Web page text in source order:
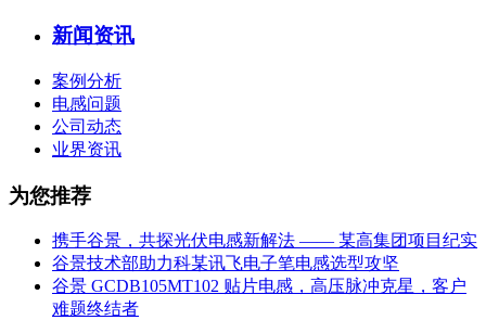
新闻资讯
案例分析
电感问题
公司动态
业界资讯
为您推荐
携手谷景，共探光伏电感新解法 —— 某高集团项目纪实
谷景技术部助力科某讯飞电子笔电感选型攻坚
谷景 GCDB105MT102 贴片电感，高压脉冲克星，客户
难题终结者